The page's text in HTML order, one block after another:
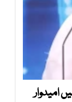
امیدوار